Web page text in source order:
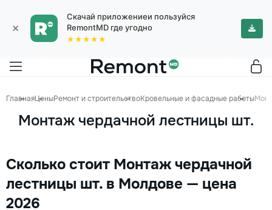
×
Скачай приложениеи пользуйся
RemontMD где угодно
★★★★★
ГлавнаяЦеныРемонт и строительствоКровельные и фасадные работы
Монтаж чердачной лестницы шт.
Сколько стоит Монтаж чердачной
лестницы шт. в Молдове — цена
2026